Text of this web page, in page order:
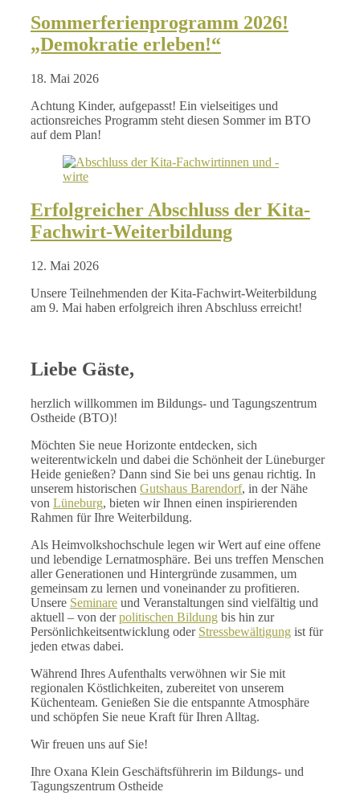
Sommerferienprogramm 2026!
„Demokratie erleben!“
18. Mai 2026
Achtung Kinder, aufgepasst! Ein vielseitiges und
actionsreiches Programm steht diesen Sommer im BTO
auf dem Plan!
Erfolgreicher Abschluss der Kita-
Fachwirt-Weiterbildung
12. Mai 2026
Unsere Teilnehmenden der Kita-Fachwirt-Weiterbildung
am 9. Mai haben erfolgreich ihren Abschluss erreicht!
Liebe Gäste,
herzlich willkommen im Bildungs- und Tagungszentrum
Ostheide (BTO)!
Möchten Sie neue Horizonte entdecken, sich
weiterentwickeln und dabei die Schönheit der Lüneburger
Heide genießen? Dann sind Sie bei uns genau richtig. In
unserem historischen Gutshaus Barendorf, in der Nähe
von Lüneburg, bieten wir Ihnen einen inspirierenden
Rahmen für Ihre Weiterbildung.
Als Heimvolkshochschule legen wir Wert auf eine offene
und lebendige Lernatmosphäre. Bei uns treffen Menschen
aller Generationen und Hintergründe zusammen, um
gemeinsam zu lernen und voneinander zu profitieren.
Unsere Seminare und Veranstaltungen sind vielfältig und
aktuell – von derpolitischen Bildung bis hin zur
Persönlichkeitsentwicklung oder Stressbewältigung ist für
jeden etwas dabei.
Während Ihres Aufenthalts verwöhnen wir Sie mit
regionalen Köstlichkeiten, zubereitet von unserem
Küchenteam. Genießen Sie die entspannte Atmosphäre
und schöpfen Sie neue Kraft für Ihren Alltag.
Wir freuen uns auf Sie!
Ihre Oxana Klein Geschäftsführerin im Bildungs- und
Tagungszentrum Ostheide